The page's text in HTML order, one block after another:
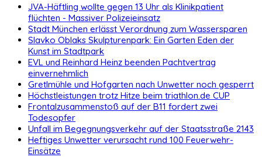
JVA-Häftling wollte gegen 13 Uhr als Klinikpatient
flüchten - Massiver Polizeieinsatz
Stadt München erlässt Verordnung zum Wassersparen
Slavko Oblaks Skulpturenpark: Ein Garten Eden der
Kunst im Stadtpark
EVL und Reinhard Heinz beenden Pachtvertrag
einvernehmlich
Gretlmühle und Hofgarten nach Unwetter noch gesperrt
Höchstleistungen trotz Hitze beim triathlon.de CUP
Frontalzusammenstoß auf der B11 fordert zwei
Todesopfer
Unfall im Begegnungsverkehr auf der Staatsstraße 2143
Heftiges Unwetter verursacht rund 100 Feuerwehr-
Einsätze